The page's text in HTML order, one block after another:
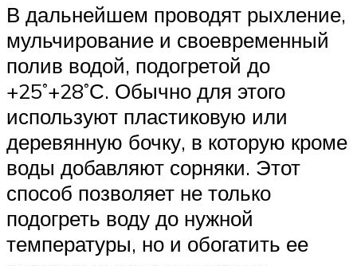
В дальнейшем проводят рыхление,
мульчирование и своевременный
полив водой, подогретой до
+25˚+28˚С. Обычно для этого
используют пластиковую или
деревянную бочку, в которую кроме
воды добавляют сорняки. Этот
способ позволяет не только
подогреть воду до нужной
температуры, но и обогатить ее